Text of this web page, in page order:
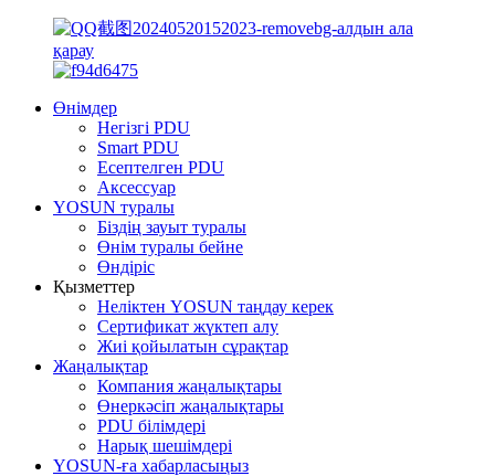
Өнімдер
Негізгі PDU
Smart PDU
Есептелген PDU
Аксессуар
YOSUN туралы
Біздің зауыт туралы
Өнім туралы бейне
Өндіріс
Қызметтер
Неліктен YOSUN таңдау керек
Сертификат жүктеп алу
Жиі қойылатын сұрақтар
Жаңалықтар
Компания жаңалықтары
Өнеркәсіп жаңалықтары
PDU білімдері
Нарық шешімдері
YOSUN-ға хабарласыңыз